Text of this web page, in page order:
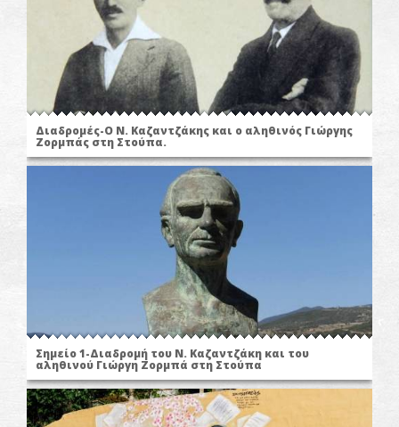
Διαδρομές-Ο N. Καζαντζάκης και ο αληθινός Γιώργης
Ζορμπάς στη Στούπα.
Σημείο 1-Διαδρομή του Ν. Καζαντζάκη και του
αληθινού Γιώργη Ζορμπά στη Στούπα